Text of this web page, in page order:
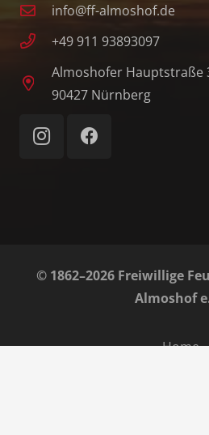
info@ff-almoshof.de
+49 911 93893097
Almoshofer Hauptstraße
90427 Nürnberg
© 1862–2026 Freiwillige
Almoshof
Home